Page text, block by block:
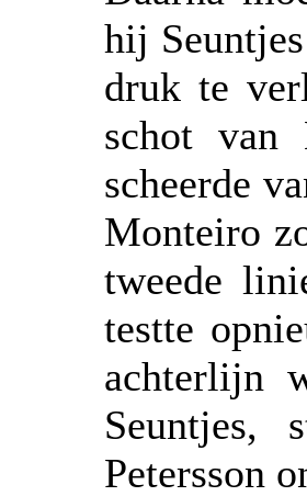
hij
druk te
schot van
scheerde
Monteiro
tweede
testte
achterlijn
Petersson